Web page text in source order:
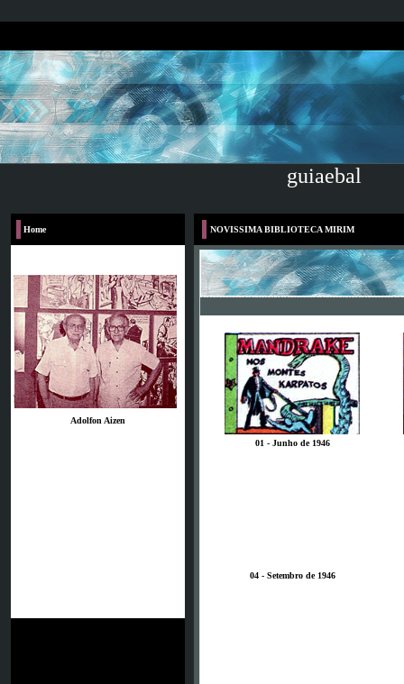
guiaebal
Home
Adolfon Aizen
NOVISSIMA BIBLIOTECA MIRIM
01 - Junho de 1946
04 - Setembro de 1946